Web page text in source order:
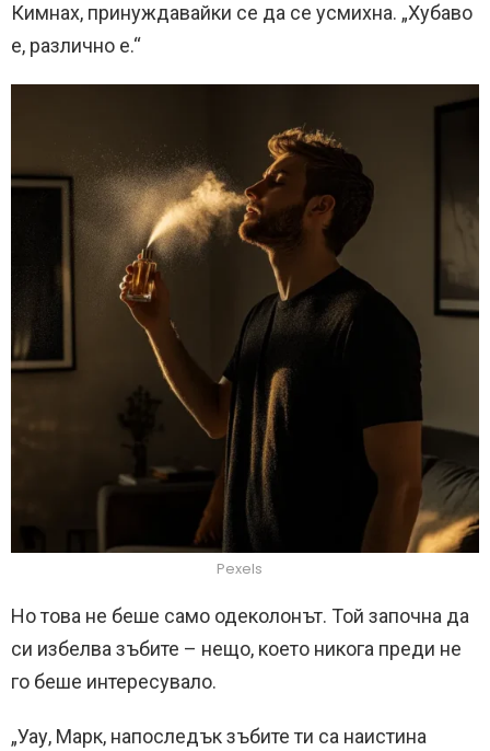
Кимнах, принуждавайки се да се усмихна. „Хубаво
е, различно е.“
Pexels
Но това не беше само одеколонът. Той започна да
си избелва зъбите – нещо, което никога преди не
го беше интересувало.
„Уау, Марк, напоследък зъбите ти са наистина